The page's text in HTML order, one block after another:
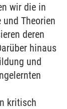
wir die in
Theorien
deren
hinaus
und
kritisch